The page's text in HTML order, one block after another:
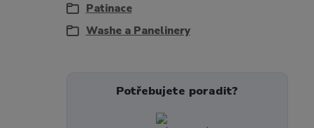
Patinace
Washe a Panelinery
Potřebujete poradit?